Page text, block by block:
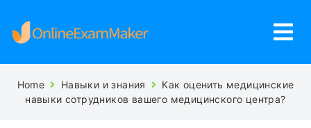
Home Навыки и знания
Как оценить медицинские
навыки сотрудников вашего медицинского центра?